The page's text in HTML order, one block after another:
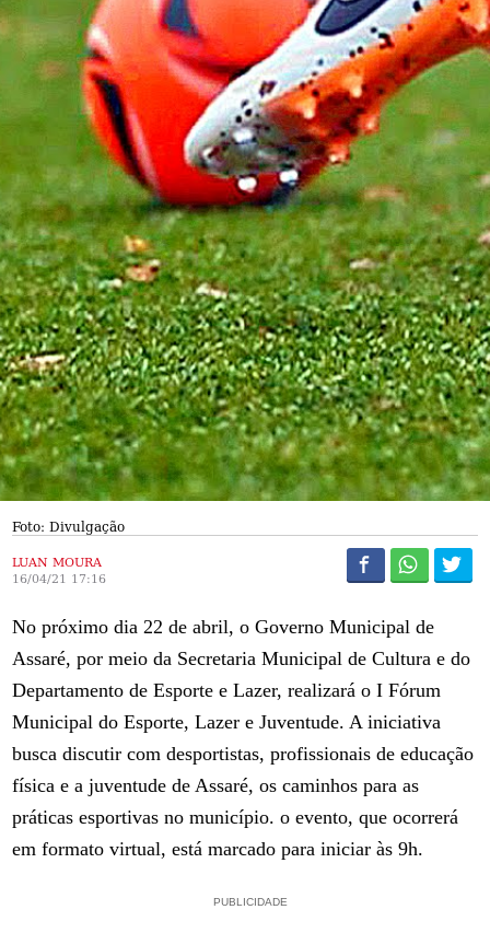
Foto: Divulgação
LUAN MOURA
16/04/21 17:16
No próximo dia 22 de abril, o Governo Municipal de
Assaré, por meio da Secretaria Municipal de Cultura e do
Departamento de Esporte e Lazer, realizará o I Fórum
Municipal do Esporte, Lazer e Juventude. A iniciativa
busca discutir com desportistas, profissionais de educação
física e a juventude de Assaré, os caminhos para as
práticas esportivas no município. o evento, que ocorrerá
em formato virtual, está marcado para iniciar às 9h.
PUBLICIDADE